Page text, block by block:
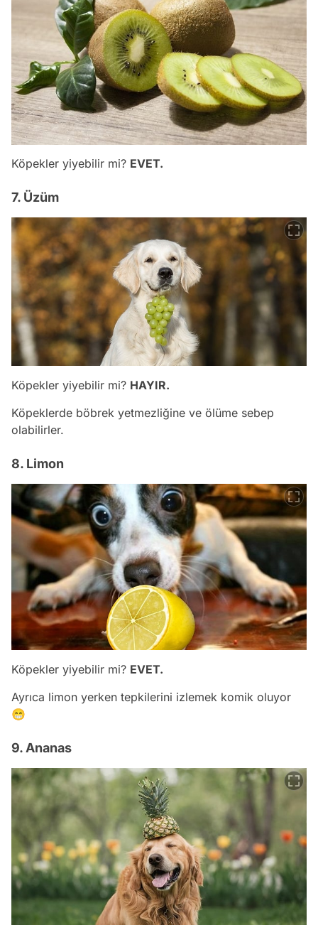
Köpekler yiyebilir mi? EVET.
7. Üzüm
Köpekler yiyebilir mi? HAYIR.
Köpeklerde böbrek yetmezliğine ve ölüme sebep
olabilirler.
8. Limon
Köpekler yiyebilir mi? EVET.
Ayrıca limon yerken tepkilerini izlemek komik oluyor
😁
9. Ananas